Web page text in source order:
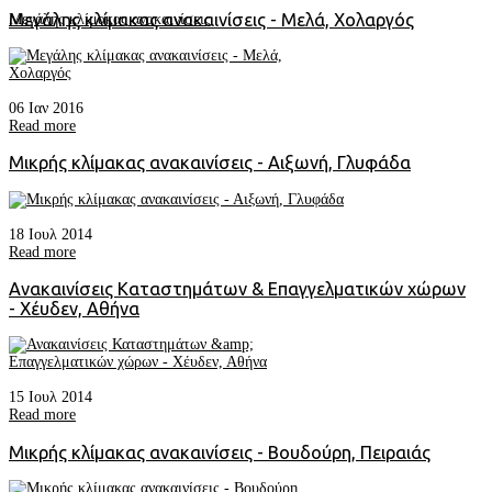
Μεγάλης κλίμακας ανακαινίσεις
Μεγάλης κλίμακας ανακαινίσεις - Μελά, Χολαργός
06 Ιαν 2016
Read more
Μικρής κλίμακας ανακαινίσεις - Αιξωνή, Γλυφάδα
18 Ιουλ 2014
Read more
Ανακαινίσεις Καταστημάτων & Επαγγελματικών χώρων
- Χέυδεν, Αθήνα
15 Ιουλ 2014
Read more
Μικρής κλίμακας ανακαινίσεις - Βουδούρη, Πειραιάς